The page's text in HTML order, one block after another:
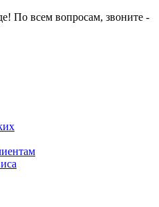
По всем вопросам, звоните -